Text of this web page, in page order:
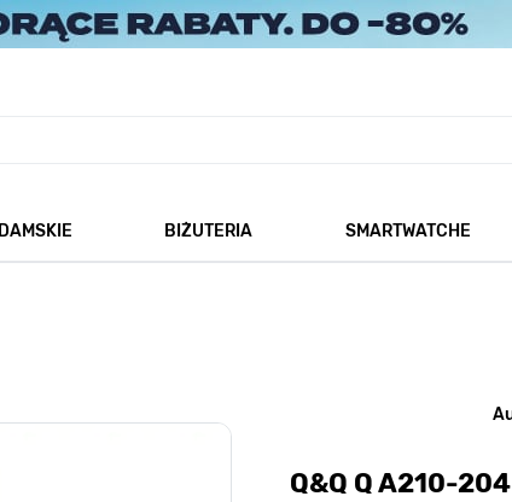
DAMSKIE
BIŻUTERIA
SMARTWATCHE
Q&Q Q A210-204